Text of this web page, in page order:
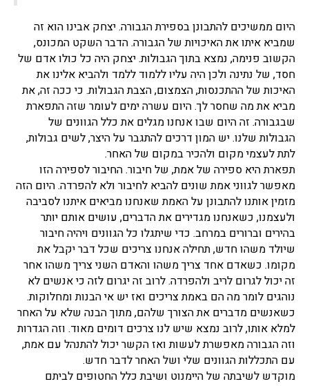
היום ממשיכים להתבונן בספירת הגבורה. יצחק אבינו הוא זה
שמביא איתו את האיכויות של הגבורה. הדבר השקט המכונס,
הקשוב פנימה, נמצא בתוך הגבולות. יצחק היה כל כולו אדם של
חסד, של נתינה ולכן היה עליו ללמוד ללמד ולהביא אלינו את
האיכות של ההתכנסות, הצמצום, הצבת הגבולות. כי ככה זה, את
מביא את מה שחסר לך. היום עשרה ימים לעומר שזה התפארת
שבגבורה. זה היום שבו אנחנו מגלים את כלל הגוונים של
הגבולות שלנו. יש המון דרכים להתגבר על היצר, לשים גבולות,
לתת לעצמי מקום ולהכיר במקום של האחר.
תפארת היא ספירה של אמת, של חיבור. החיבור לספירה הזו
מאפשר לגווני אמת שונים להביא לחיבור ולא להפרדה. היום הזה
מזמין אותנו להתבונן על האמת שאנחנו מביאים איתנו לסביבה
ולעצמנו, כשאנחנו מגדירים את הדברים, עושים אותם יותר
בהירים וברורים במרחב. כדי שיתגלו כל הגוונים ויהיה חיבור
שיולד משהו חדש, תחילה אנחנו צריכים שכל דבר יקבל את
מקומו. כשאדם אחד צריך משהו והאדם השני צריך משהו אחר
זה יכול לגרום לריב ולהפרדה. לרוב זה יגרום לזה כי אנשים לא
נוהגים לומר מה הם באמת צריכים ואז יש אי הבנות ומחלוקות.
כשאנשים מדברים את הצורך שלהם, מתוך הבנה שלא על האחר
למלא אותו, לרוב נמצא שיש לנו צרכים דומים מאוד. וזה הגדרות
וזה הגבורה מאפשרת לעשות ואז הקשר יכול להתנהל עם אמת,
עם התכללות הגוונים שלי ושל האחר לדבר חדש.
מוקדש לשיבתה של היימנוט ושיבת כלל החטופים לביתם